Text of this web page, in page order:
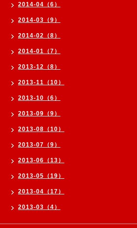
2014-04（6）
2014-03（9）
2014-02（8）
2014-01（7）
2013-12（8）
2013-11（10）
2013-10（6）
2013-09（9）
2013-08（10）
2013-07（9）
2013-06（13）
2013-05（19）
2013-04（17）
2013-03（4）